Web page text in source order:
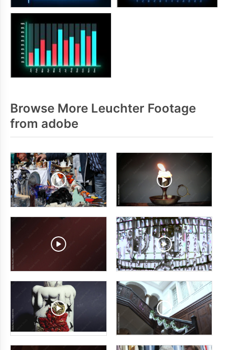
Browse More Leuchter Footage
from adobe